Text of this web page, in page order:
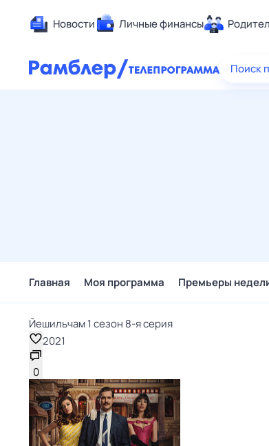
Новости Личные финансы
Поиск
Главная Моя программа Премьеры
Йешильчам 1 сезон 8-я серия
2021
0